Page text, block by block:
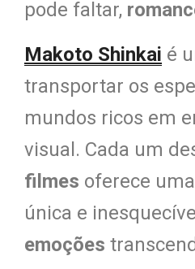
pode faltar,
Makoto Shinkai é
transportar os
mundos ricos em
visual. Cada um
filmes oferece
única e
emoções